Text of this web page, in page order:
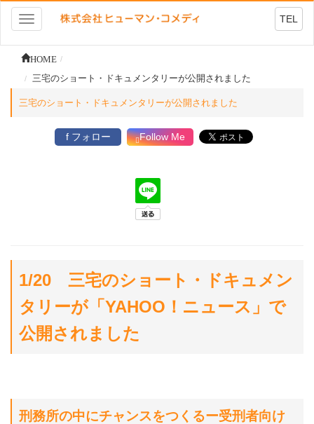
Toggle
navigation
TEL
HOME
三宅のショート・ドキュメンタリーが公開されました
三宅のショート・ドキュメンタリーが公開されました
f フォロー Follow Me
1/20 三宅のショート・ドキュメン
タリーが「YAHOO！ニュース」で
公開されました
刑務所の中にチャンスをつくるー受刑者向け